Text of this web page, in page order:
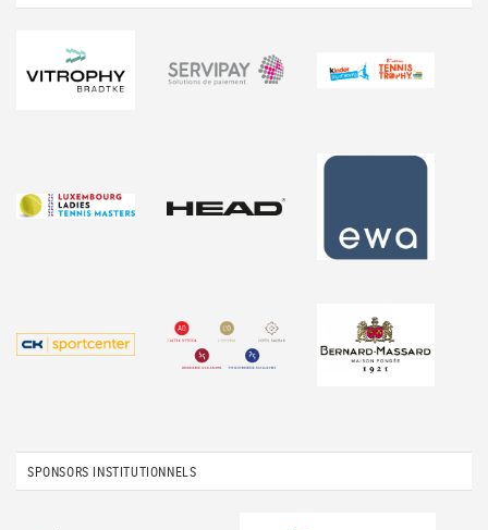
SPONSORS INSTITUTIONNELS